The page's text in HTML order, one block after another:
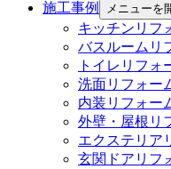
施工事例
メニューを
キッチンリフ
バスルームリ
トイレリフォ
洗面リフォー
内装リフォー
外壁・屋根リ
エクステリア
玄関ドアリフ